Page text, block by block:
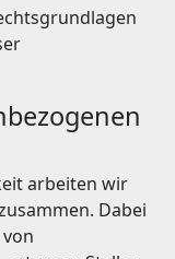
arbeiten wir
Dabei